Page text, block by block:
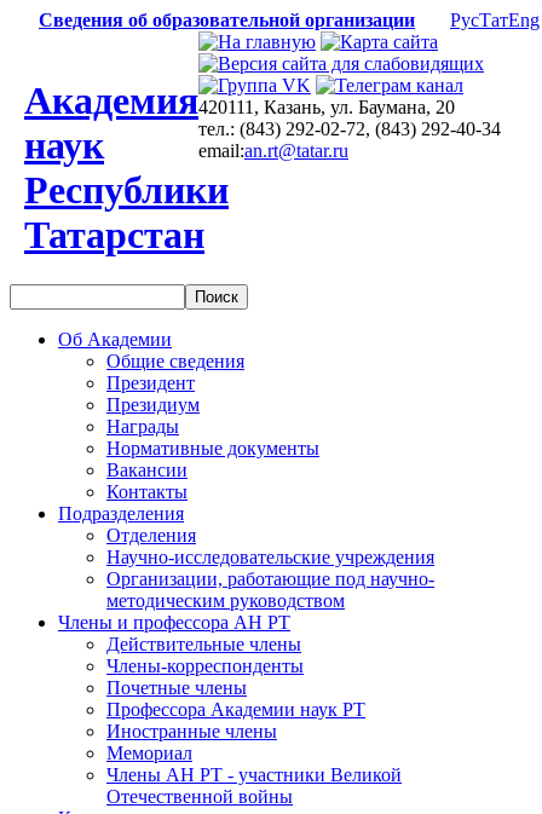
Сведения об образовательной организации РусТатEng
Академия
наук
Республики
Татарстан
420111, Казань, ул. Баумана, 20
тел.: (843) 292-02-72, (843) 292-40-34
email:an.rt@tatar.ru
Об Академии
Общие сведения
Президент
Президиум
Награды
Нормативные документы
Вакансии
Контакты
Подразделения
Отделения
Научно-исследовательские учреждения
Организации, работающие под научно-
методическим руководством
Члены и профессора АН РТ
Действительные члены
Члены-корреспонденты
Почетные члены
Профессора Академии наук РТ
Иностранные члены
Мемориал
Члены АН РТ - участники Великой
Отечественной войны